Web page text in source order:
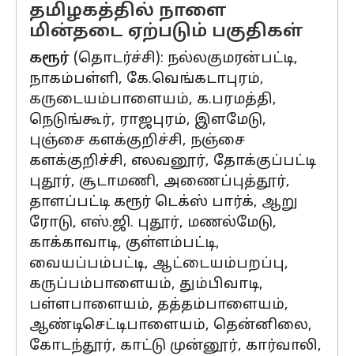
தமிழகத்தில் நாளை
மின்தடை ஏற்படும் பகுதிகள்
கரூர் (தொடர்ச்சி): நல்லகுமரன்பட்டி,
நாகம்பள்ளி, கே.வெங்கடாபுரம்,
கருடையம்பாளையம், க.பரமத்தி,
நெடுங்கூர், ராஜபுரம், இளமேடு,
புஞ்சை களக்குறிச்சி, நஞ்சை
களக்குறிச்சி, எலவனூர், தோக்குப்பட்டி
புதூர், சூடாமணி, அணைப்புத்தூர்,
தாளப்பட்டி கரூர் டெக்ஸ் பார்க், ஆறு
ரோடு, எஸ்.ஜி. புதூர், மணல்மேடு,
காக்காவாடி, குள்ளம்பட்டி,
வையப்பம்பட்டி, ஆட்டையம்பறப்பு,
கருப்பம்பாளையம், தும்பிவாடி,
பள்ளபாளையம், தத்தம்பாளையம்,
ஆண்டிசெட்டிபாளையம், தென்னிலை,
கோடந்தூர், காட்டு முன்னூர், கார்வாலி,